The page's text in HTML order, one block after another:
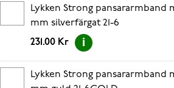
Lykken Strong pansararmband
mm silverfärgat 21-6
231.00 Kr
Lykken Strong pansararmband